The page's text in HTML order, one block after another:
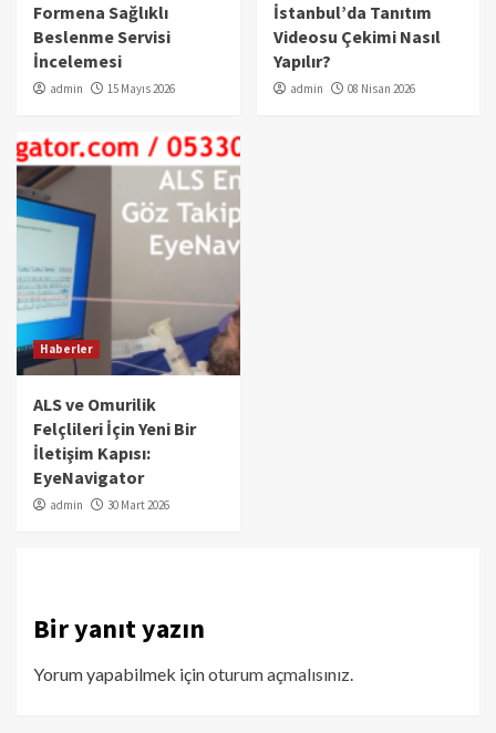
Formena Sağlıklı
Beslenme Servisi
İncelemesi
admin 15 Mayıs 2026
İstanbul’da Tanıtım
Videosu Çekimi Nasıl
Yapılır?
admin 08 Nisan 2026
Haberler
ALS ve Omurilik
Felçlileri İçin Yeni Bir
İletişim Kapısı:
EyeNavigator
admin 30 Mart 2026
Bir yanıt yazın
Yorum yapabilmek içinoturum açmalısınız.